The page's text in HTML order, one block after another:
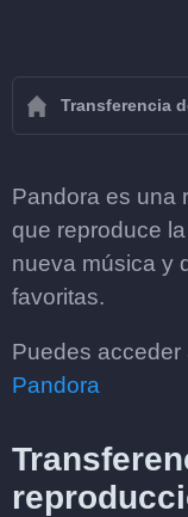
Transferencia
Pandora es una
que reproduce
nueva música y
favoritas.
Puedes acceder
Pandora